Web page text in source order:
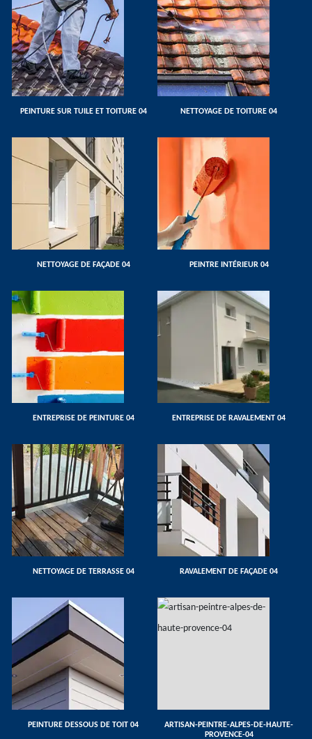
PEINTURE SUR TUILE ET TOITURE 04 NETTOYAGE DE TOITURE 04
NETTOYAGE DE FAÇADE 04 PEINTRE INTÉRIEUR 04
ENTREPRISE DE PEINTURE 04 ENTREPRISE DE RAVALEMENT 04
NETTOYAGE DE TERRASSE 04 RAVALEMENT DE FAÇADE 04
PEINTURE DESSOUS DE TOIT 04
ARTISAN-PEINTRE-ALPES-DE-HAUTE-
PROVENCE-04